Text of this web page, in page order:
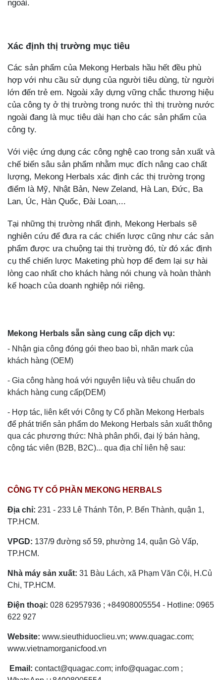
ngoài.
Xác định thị trường mục tiêu
Các sản phẩm của Mekong Herbals hầu hết đều phù
hợp với nhu cầu sử dụng của người tiêu dùng, từ người
lớn đến trẻ em. Ngoài xây dựng vững chắc thương hiệu
của công ty ở thị trường trong nước thì thị trường nước
ngoài đang là mục tiêu dài hạn cho các sản phẩm của
công ty.
Với việc ứng dụng các công nghệ cao trong sản xuất và
chế biến sâu sản phẩm nhằm mục đích nâng cao chất
lượng, Mekong Herbals xác định các thị trường trọng
điểm là Mỹ, Nhật Bản, New Zeland, Hà Lan, Đức, Ba
Lan, Úc, Hàn Quốc, Đài Loan,...
Tại những thị trường nhất định, Mekong Herbals sẽ
nghiên cứu để đưa ra các chiến lược cũng như các sản
phẩm được ưa chuộng tại thị trường đó, từ đó xác định
cụ thể chiến lược Maketing phù hợp để đem lại sự hài
lòng cao nhất cho khách hàng nói chung và hoàn thành
kế hoạch của doanh nghiệp nói riêng.
Mekong Herbals sẵn sàng cung cấp dịch vụ:
- Nhận gia công đóng gói theo bao bì, nhãn mark của
khách hàng (OEM)
- Gia công hàng hoá với nguyên liệu và tiêu chuẩn do
khách hàng cung cấp(DEM)
- Hợp tác, liên kết với Công ty Cổ phần Mekong Herbals
để phát triển sản phẩm do Mekong Herbals sản xuất thông
qua các phương thức: Nhà phân phối, đại lý bán hàng,
cộng tác viên (B2B, B2C)... qua địa chỉ liên hệ sau:
CÔNG TY CỔ PHẦN MEKONG HERBALS
Địa chỉ: 231 - 233 Lê Thánh Tôn, P. Bến Thành, quận 1,
TP.HCM.
VPGD: 137/9 đường số 59, phường 14, quận Gò Vấp,
TP.HCM.
Nhà máy sản xuất: 31 Bàu Lách, xã Phạm Văn Cội, H.Củ
Chi, TP.HCM.
Điện thoại: 028 62957936 ; +84908005554 - Hotline: 0965
622 927
Website: www.sieuthiduoclieu.vn; www.quagac.com;
www.vietnamorganicfood.vn
Email: contact@quagac.com; info@quagac.com ;